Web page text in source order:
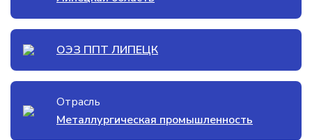
ОЭЗ ППТ ЛИПЕЦК
Отрасль
Металлургическая промышленность